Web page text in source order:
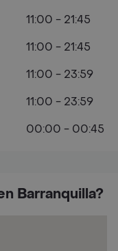
Barranquilla?
11:00 - 21:45
11:00 - 21:45
11:00 - 23:59
11:00 - 23:59
00:00 - 00:45